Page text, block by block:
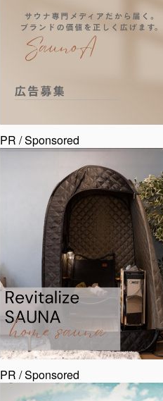
PR / Sponsored
PR / Sponsored